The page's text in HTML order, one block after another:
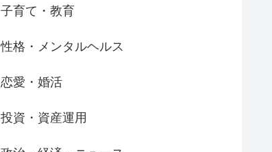
子育て・教育
性格・メンタルヘルス
恋愛・婚活
投資・資産運用